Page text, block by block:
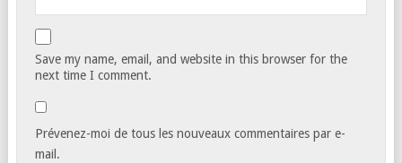
Save my name, email, and website in this browser for the
next time I comment.
Prévenez-moi de tous les nouveaux commentaires par e-
mail.